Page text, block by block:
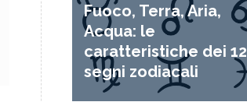
Fuoco, Terra, Aria,
Acqua: le
caratteristiche dei 12
segni zodiacali